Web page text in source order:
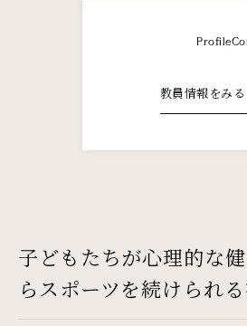
Profile
教員情報をみる
子どもたちが心理的な
らスポーツを続けられ